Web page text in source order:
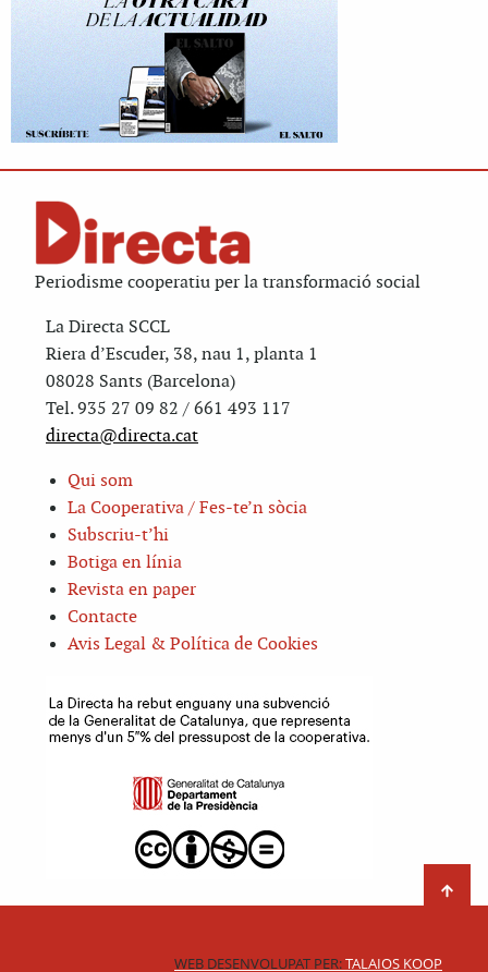
Periodisme cooperatiu per la transformació social
La Directa SCCL
Riera d’Escuder, 38, nau 1, planta 1
08028 Sants (Barcelona)
Tel. 935 27 09 82 / 661 493 117
directa@directa.cat
Qui som
La Cooperativa / Fes-te’n sòcia
Subscriu-t’hi
Botiga en línia
Revista en paper
Contacte
Avis Legal & Política de Cookies
WEB DESENVOLUPAT PER:TALAIOS KOOP